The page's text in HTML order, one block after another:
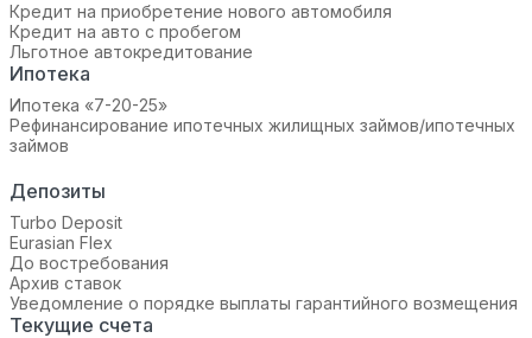
Кредит на приобретение нового автомобиля
Кредит на авто с пробегом
Льготное автокредитование
Ипотека
Ипотека «7-20-25»‬
Рефинансирование ипотечных жилищных займов/ипотечных
займов
Депозиты
Turbo Deposit
Eurasian Flex
До востребования
Архив ставок
Уведомление о порядке выплаты гарантийного возмещения
Текущие счета